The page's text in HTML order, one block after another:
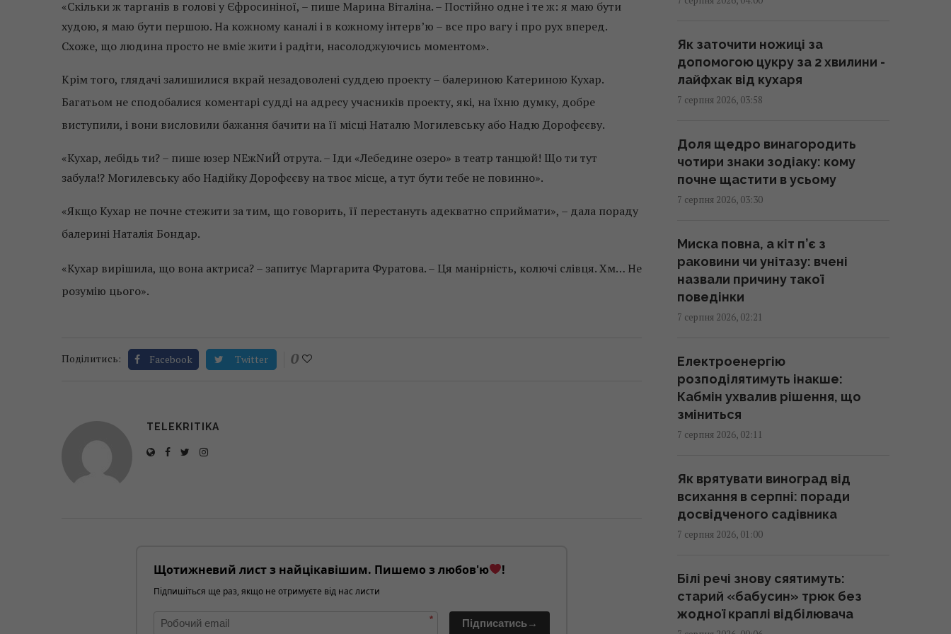
«Скільки ж тарганів в голові у Єфросиніної, – пише Марина Віталіна. – Постійно одне і те ж: я маю бути
худою, я маю бути першою. На кожному каналі і в кожному інтерв’ю – все про вагу і про рух вперед.
Схоже, що людина просто не вміє жити і радіти, насолоджуючись моментом».
Крім того, глядачі залишилися вкрай незадоволені суддею проекту – балериною Катериною Кухар.
Багатьом не сподобалися коментарі судді на адресу учасників проекту, які, на їхню думку, добре
виступили, і вони висловили бажання бачити на її місці Наталю Могилевську або Надю Дорофєєву.
«Кухар, лебідь ти? – пише юзер NЕжNиЙ отрута. – Іди «Лебедине озеро» в театр танцюй! Що ти тут
забула!? Могилевську або Надійку Дорофєєву на твоє місце, а тут бути тебе не повинно».
«Якщо Кухар не почне стежити за тим, що говорить, її перестануть адекватно сприймати», – дала пораду
балерині Наталія Бондар.
«Кухар вирішила, що вона актриса? – запитує Маргарита Фуратова. – Ця манірність, колючі слівця. Хм… Не
розумію цього».
Поділитись: Facebook Twitter 0
TELEKRITIKA
Щотижневий лист з найцікавішим. Пишемо з любов'ю !
Підпишіться ще раз, якщо не отримуєте від нас листи
* Підписатись→
05:30 п'ятниця, 07 серпня 2026
Червневий оптимізм українців
05:25 п'ятниця, 07 серпня 2026
Удари Росії по кораблях у
04:37 п'ятниця, 07 серпня 2026
214 мільйонів років тому
астероїд залишив у Канаді
У чому полягає користь
волоських горіхів для серця,
мозку та зміцнення імунітету
В Генштабі ЗСУ повідомили, на
яку суму країни НАТО виділять
Україні військової допомоги
Кинджал Тутанхамона виявився
викуваним із позаземного
металу, - археологи
Як заточити ножиці за
допомогою цукру за 2 хвилини -
лайфхак від кухаря
7 серпня 2026, 03:58
Доля щедро винагородить
чотири знаки зодіаку: кому
почне щастити в усьому
7 серпня 2026, 03:30
Миска повна, а кіт п’є з
раковини чи унітазу: вчені
назвали причину такої
поведінки
7 серпня 2026, 02:21
Електроенергію
розподілятимуть інакше:
Кабмін ухвалив рішення, що
зміниться
7 серпня 2026, 02:11
Як врятувати виноград від
всихання в серпні: поради
досвідченого садівника
7 серпня 2026, 01:00
Білі речі знову сяятимуть:
старий «бабусин» трюк без
жодної краплі відбілювача